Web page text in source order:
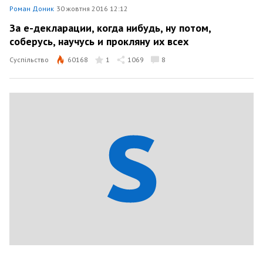
Роман Доник 30 жовтня 2016 12:12
За е-декларации, когда нибудь, ну потом,
соберусь, научусь и прокляну их всех
Суспільство 60168 1 1069 8